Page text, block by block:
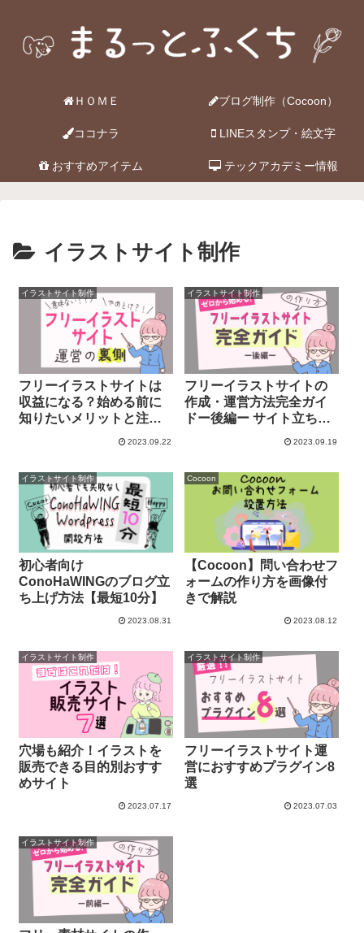
ＨＯＭＥ ブログ制作（Cocoon）
ココナラ LINEスタンプ・絵文字
おすすめアイテム テックアカデミー情報
イラストサイト制作
イラストサイト制作
フリーイラストサイトは
収益になる？始める前に
知りたいメリットと注意
2023.09.22
イラストサイト制作
フリーイラストサイトの
作成・運営方法完全ガイ
ドー後編ー サイト立ち上
2023.09.19
イラストサイト制作
初心者向け
ConoHaWINGのブログ立
ち上げ方法【最短10分】
2023.08.31
Cocoon
【Cocoon】問い合わせフ
ォームの作り方を画像付
きで解説
2023.08.12
イラストサイト制作
穴場も紹介！イラストを
販売できる目的別おすす
めサイト
2023.07.17
イラストサイト制作
フリーイラストサイト運
営におすすめプラグイン8
選
2023.07.03
イラストサイト制作